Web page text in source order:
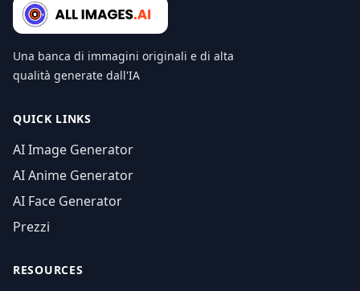
Una banca di immagini originali e di alta
qualità generate dall'IA
QUICK LINKS
AI Image Generator
AI Anime Generator
AI Face Generator
Prezzi
RESOURCES